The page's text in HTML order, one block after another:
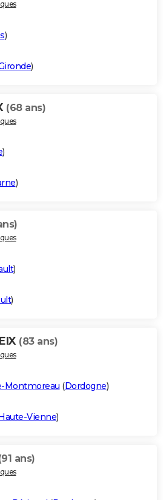
)
)
(68 ans)
)
)
)
)
(83 ans)
Montmoreau (Dordogne)
Vienne)
ans)